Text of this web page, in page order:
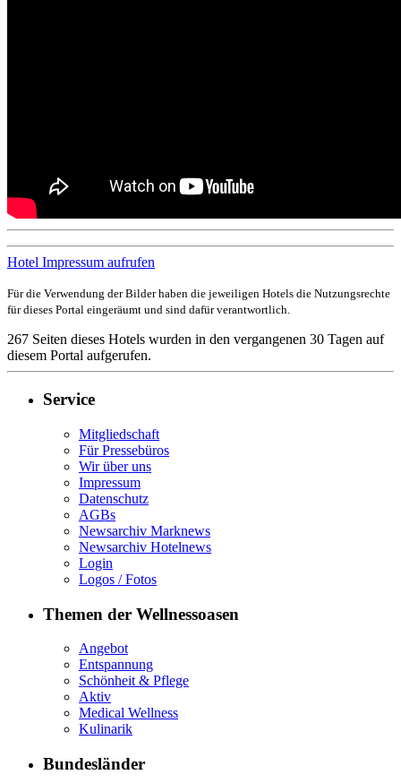
Hotel Impressum aufrufen
Für die Verwendung der Bilder haben die jeweiligen Hotels die Nutzungsrechte
für dieses Portal eingeräumt und sind dafür verantwortlich.
267 Seiten dieses Hotels wurden in den vergangenen 30 Tagen auf
diesem Portal aufgerufen.
Service
Mitgliedschaft
Für Pressebüros
Wir über uns
Impressum
Datenschutz
AGBs
Newsarchiv Marknews
Newsarchiv Hotelnews
Login
Logos / Fotos
Themen der Wellnessoasen
Angebot
Entspannung
Schönheit & Pflege
Aktiv
Medical Wellness
Kulinarik
Bundesländer